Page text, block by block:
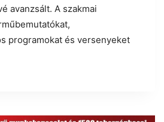
avanzsált. A szakmai
programokat és versenyeket